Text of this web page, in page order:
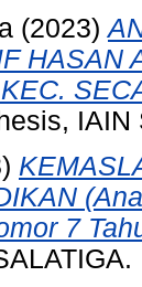
(2023)
HASAN
IAIN
7